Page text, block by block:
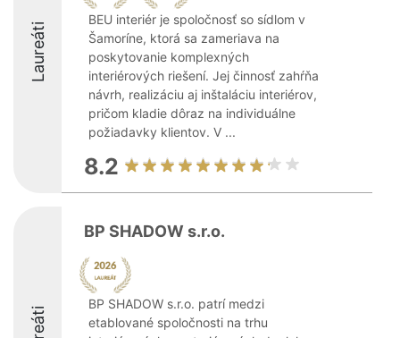
Laureáti
BEU interiér je spoločnosť so sídlom v
Šamoríne, ktorá sa zameriava na
poskytovanie komplexných
interiérových riešení. Jej činnosť zahŕňa
návrh, realizáciu aj inštaláciu interiérov,
pričom kladie dôraz na individuálne
požiadavky klientov. V ...
8.2
BP SHADOW s.r.o.
BP SHADOW s.r.o. patrí medzi
etablované spoločnosti na trhu